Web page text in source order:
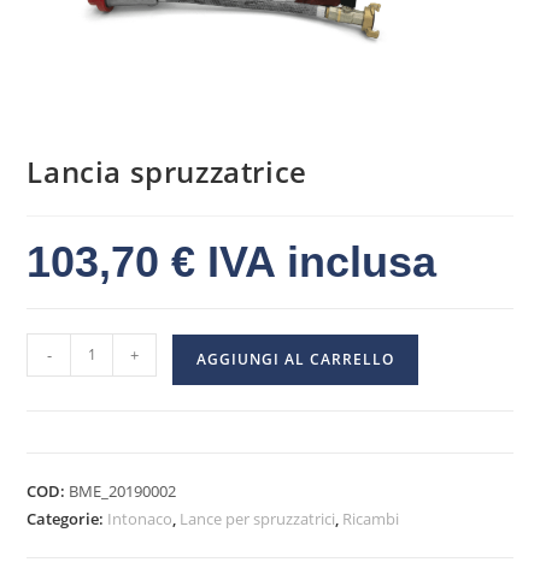
Lancia spruzzatrice
103,70€ IVA inclusa
- + AGGIUNGI AL CARRELLO
COD: BME_20190002
Categorie: Intonaco Lance per spruzzatrici Ricambi